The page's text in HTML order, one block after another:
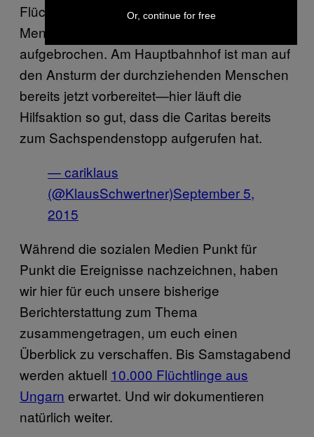
Flüchtlingszug aus mehreren Hundert
Menschen zum Fußmarsch nach Wien
aufgebrochen. Am Hauptbahnhof ist man auf
den Ansturm der durchziehenden Menschen
bereits jetzt vorbereitet—hier läuft die
Hilfsaktion so gut, dass die Caritas bereits
zum Sachspendenstopp aufgerufen hat.
— cariklaus
(@KlausSchwertner)September 5,
2015
Während die sozialen Medien Punkt für
Punkt die Ereignisse nachzeichnen, haben
wir hier für euch unsere bisherige
Berichterstattung zum Thema
zusammengetragen, um euch einen
Überblick zu verschaffen. Bis Samstagabend
werden aktuell 10.000 Flüchtlinge aus
Ungarn erwartet. Und wir dokumentieren
natürlich weiter.
Or, continue for free